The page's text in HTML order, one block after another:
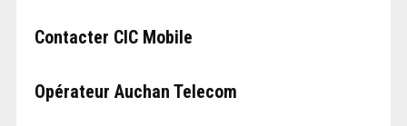
Contacter CIC Mobile
Opérateur Auchan Telecom